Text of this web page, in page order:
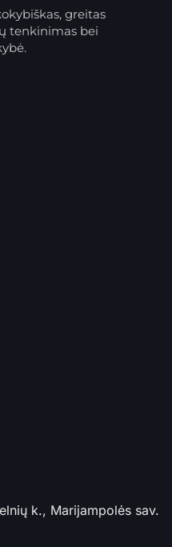
greitas
tenkinimas bei
k., Marijampolės sav.